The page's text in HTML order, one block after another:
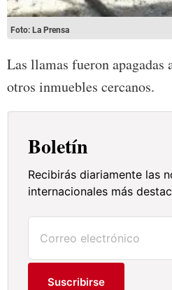
Foto: La Prensa
Las llamas fueron apagadas
otros inmuebles cercanos.
Boletín
Recibirás diariamente las
internacionales más
Suscribirse